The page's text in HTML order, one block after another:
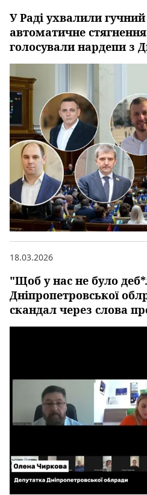
У Раді ухвалили
автоматичне
голосували нардепи з
"Щоб у нас не було
Дніпропетровської
скандал через слова
18.03.2026